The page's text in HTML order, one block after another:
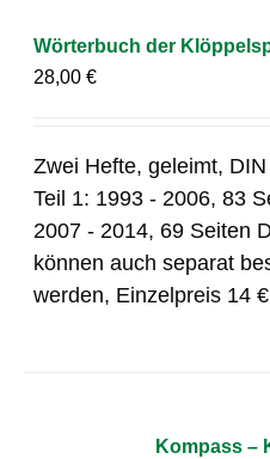
Wörterbuch der
28,00€
Zwei Hefte, geleimt,
Teil 1: 1993 - 2006, 83
2007 - 2014, 69 Seiten
können auch separat
werden, Einzelpreis 14 €
Kompass –